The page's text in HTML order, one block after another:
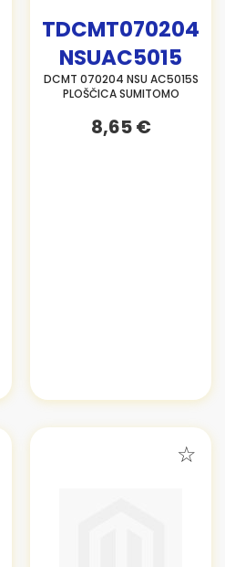
TDCMT070204
NSUAC5015
DCMT 070204 NSU AC5015S
PLOŠČICA SUMITOMO
8,65 €